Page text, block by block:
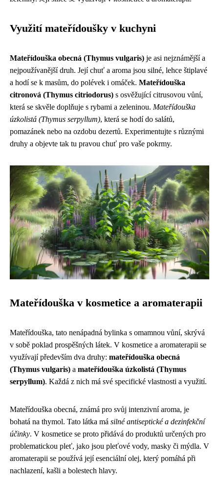
Využití mateřídoušky v kuchyni
Mateřídouška obecná (Thymus vulgaris) je asi nejznámější a
nejpoužívanější druh. Její chuť a aroma jsou silné, lehce štiplavé
a hodí se k masům, do polévek i omáček. Mateřídouška
citronová (Thymus citriodorus) s osvěžující citrusovou vůní,
která se skvěle doplňuje s rybami a zeleninou. Mateřídouška
úzkolistá (Thymus serpyllum), která se hodí do salátů,
pomazánek nebo na ozdobu dezertů. Experimentujte s různými
druhy a objevte tak tu pravou chuť pro vaše pokrmy.
Mateřídouška v kosmetice a aromaterapii
Mateřídouška, tato nenápadná bylinka s omamnou vůní, skrývá
v sobě poklad prospěšných látek. V kosmetice a aromaterapii se
využívají především dva druhy: mateřídouška obecná
(Thymus vulgaris) a mateřídouška úzkolistá (Thymus
serpyllum). Každá z nich má své specifické vlastnosti a využití.
Mateřídouška obecná, známá pro svůj intenzivní aroma, je
bohatá na thymol. Tato látka má silné antiseptické a dezinfekční
účinky. V kosmetice se proto přidává do produktů určených pro
problematickou pleť, jako jsou pleťové vody, masky či mýdla. V
aromaterapii se používá její esenciální olej, který pomáhá při
nachlazení, kašli a bolestech hlavy.